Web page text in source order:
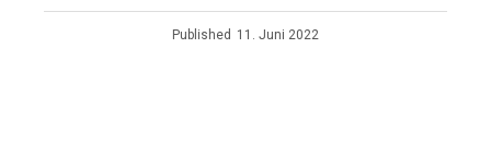
Published 11. Juni 2022